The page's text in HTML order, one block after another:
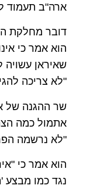
ארה"ב תעמוד
דובר מחלקת
הוא אמר כי
שאיראן עשויה
"לא צריכה
שר ההגנה של
אתמול כמה
"לא נרשמה
הוא אמר כי
נגד כמו